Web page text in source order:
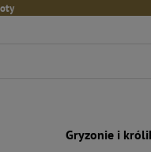
Gryzonie i